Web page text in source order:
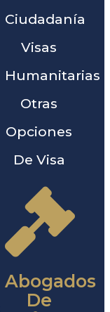
Ciudadanía
Visas
Humanitarias
Otras
Opciones
De Visa
Abogados
De